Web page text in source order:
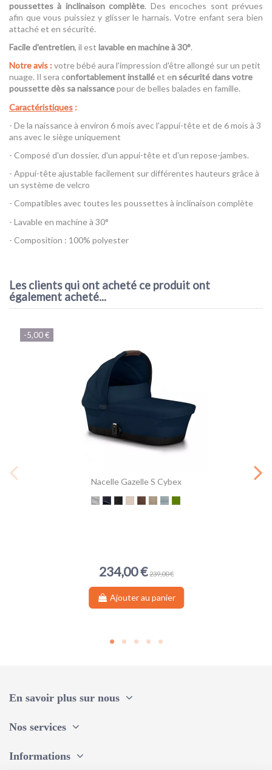
poussettes à inclinaison complète. Des encoches sont prévues
afin que vous puissiez y glisser le harnais. Votre enfant sera bien
attaché et en sécurité.
Facile d'entretien, il est lavable en machine à 30°.
Notre avis :votre bébé aura l'impression d'être allongé sur un petit
nuage. Il sera confortablement installé et en sécurité dans votre
poussette dès sa naissancepour de belles balades en famille.
Caractéristiques :
- De la naissance à environ 6 mois avec l'appui-tête et de 6 mois à 3
ans avec le siège uniquement
- Composé d'un dossier, d'un appui-tête et d'un repose-jambes.
- Appui-tête ajustable facilement sur différentes hauteurs grâce à
un système de velcro
- Compatibles avec toutes les poussettes à inclinaison complète
- Lavable en machine à 30°
- Composition : 100% polyester
Les clients qui ont acheté ce produit ont
également acheté...
-5,00 €
Nacelle Gazelle S Cybex
234,00 € 239,00 €
Stone Grey
Ocean Blue
Moon Black
Seashell Sand
Chocolate Brown
Almond Beige
Stormy Blue
Moss Green
Ajouter au panier
En savoir plus sur nous
Nos services
Informations